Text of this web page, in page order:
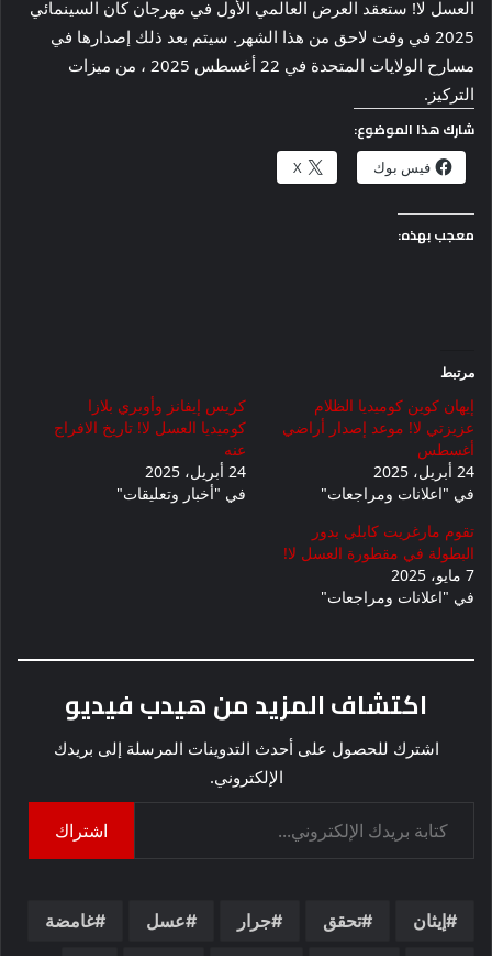
العسل لا! ستعقد العرض العالمي الأول في مهرجان كان السينمائي
2025 في وقت لاحق من هذا الشهر. سيتم بعد ذلك إصدارها في
مسارح الولايات المتحدة في 22 أغسطس 2025 ، من ميزات
التركيز.
شارك هذا الموضوع:
فيس بوك X
معجب بهذه:
مرتبط
إيهان كوين كوميديا ​​الظلام
عزيزتي لا! موعد إصدار أراضي
أغسطس
24 أبريل، 2025
في "اعلانات ومراجعات"
كريس إيفانز وأوبري بلازا
كوميديا ​​العسل لا! تاريخ الافراج
عنه
24 أبريل، 2025
في "أخبار وتعليقات"
تقوم مارغريت كابلي بدور
البطولة في مقطورة العسل لا!
7 مايو، 2025
في "اعلانات ومراجعات"
اكتشاف المزيد من هيدب فيديو
اشترك للحصول على أحدث التدوينات المرسلة إلى بريدك
الإلكتروني.
اشتراك
إيثان تحقق جرار عسل غامضة